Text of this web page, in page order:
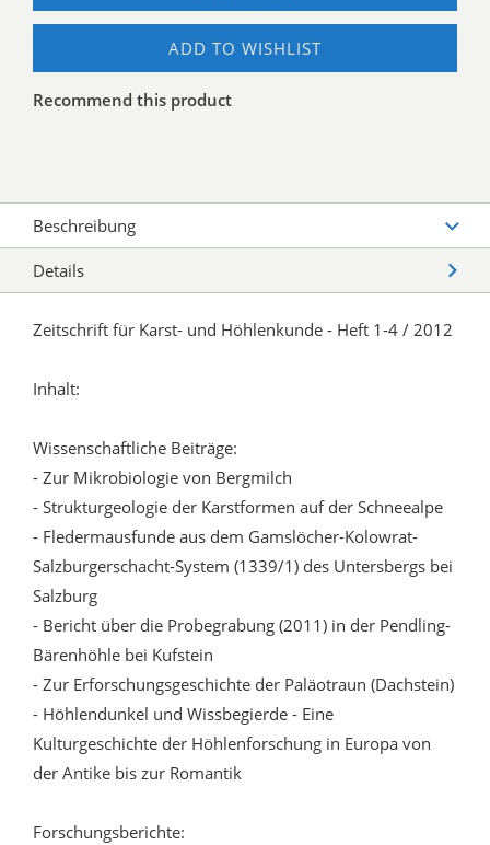
ADD TO WISHLIST
Recommend this product
Beschreibung
Details
Zeitschrift für Karst- und Höhlenkunde - Heft 1-4 / 2012
Inhalt:
Wissenschaftliche Beiträge:
- Zur Mikrobiologie von Bergmilch
- Strukturgeologie der Karstformen auf der Schneealpe
- Fledermausfunde aus dem Gamslöcher-Kolowrat-
Salzburgerschacht-System (1339/1) des Untersbergs bei
Salzburg
- Bericht über die Probegrabung (2011) in der Pendling-
Bärenhöhle bei Kufstein
- Zur Erforschungsgeschichte der Paläotraun (Dachstein)
- Höhlendunkel und Wissbegierde - Eine
Kulturgeschichte der Höhlenforschung in Europa von
der Antike bis zur Romantik
Forschungsberichte: